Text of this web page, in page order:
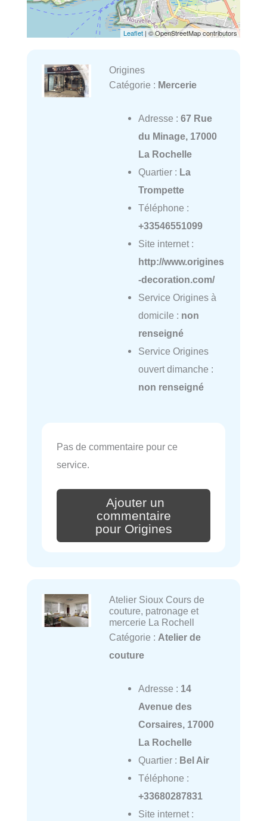
Leaflet| © OpenStreetMap contributors
Origines
Catégorie : Mercerie
Adresse : 67 Rue
du Minage, 17000
La Rochelle
Quartier : La
Trompette
Téléphone :
+33546551099
Site internet :
http://www.origines
-decoration.com/
Service Origines à
domicile : non
renseigné
Service Origines
ouvert dimanche :
non renseigné
Pas de commentaire pour ce
service.
Ajouter un
commentaire
pour Origines
Atelier Sioux Cours de
couture, patronage et
mercerie La Rochell
Catégorie : Atelier de
couture
Adresse : 14
Avenue des
Corsaires, 17000
La Rochelle
Quartier : Bel Air
Téléphone :
+33680287831
Site internet :